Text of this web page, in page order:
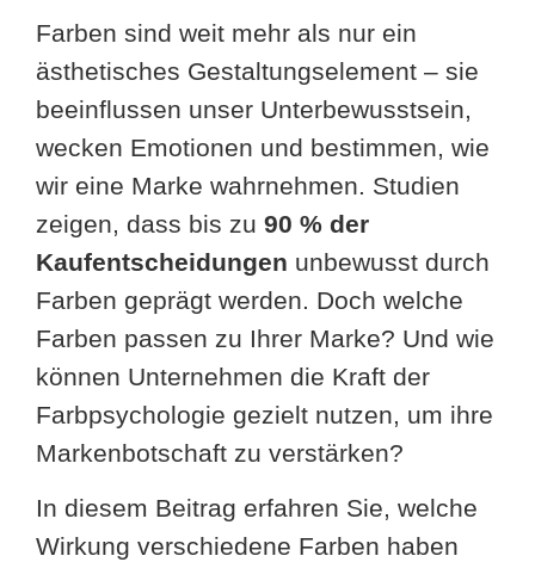
Farben sind weit mehr als nur ein
ästhetisches Gestaltungselement – sie
beeinflussen unser Unterbewusstsein,
wecken Emotionen und bestimmen, wie
wir eine Marke wahrnehmen. Studien
zeigen, dass bis zu 90 % der
Kaufentscheidungen unbewusst durch
Farben geprägt werden. Doch welche
Farben passen zu Ihrer Marke? Und wie
können Unternehmen die Kraft der
Farbpsychologie gezielt nutzen, um ihre
Markenbotschaft zu verstärken?
In diesem Beitrag erfahren Sie, welche
Wirkung verschiedene Farben haben